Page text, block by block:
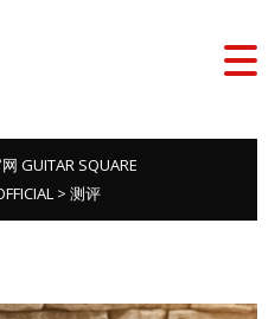
GUITAR SQUARE
> 测评